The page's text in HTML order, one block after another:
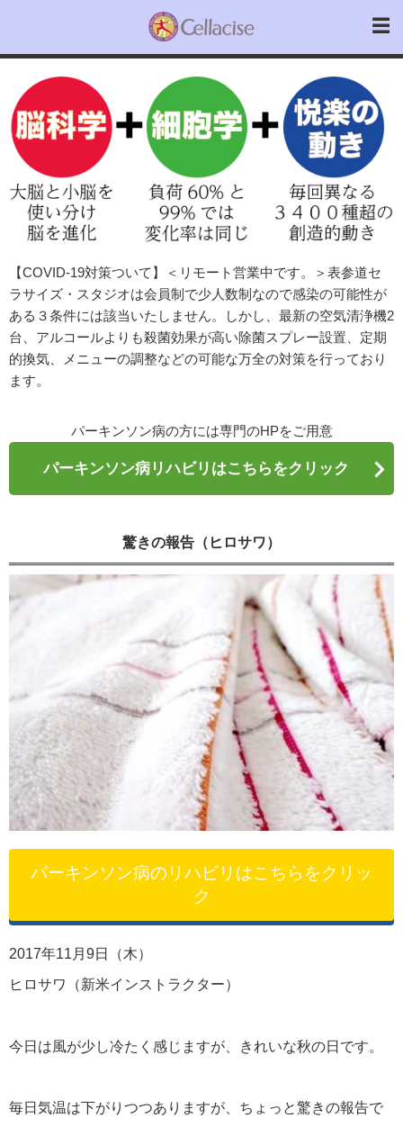
【COVID-19対策ついて】＜リモート営業中です。＞表参道セ
ラサイズ・スタジオは会員制で少人数制なので感染の可能性が
ある３条件には該当いたしません。しかし、最新の空気清浄機2
台、アルコールよりも殺菌効果が高い除菌スプレー設置、定期
的換気、メニューの調整などの可能な万全の対策を行っており
ます。
パーキンソン病の方には専門のHPをご用意
パーキンソン病リハビリはこちらをクリック
驚きの報告（ヒロサワ）
パーキンソン病のリハビリはこちらをクリッ
ク
2017年11月9日（木）
ヒロサワ（新米インストラクター）
今日は風が少し冷たく感じますが、きれいな秋の日です。
毎日気温は下がりつつありますが、ちょっと驚きの報告で